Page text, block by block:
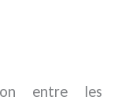
entre les